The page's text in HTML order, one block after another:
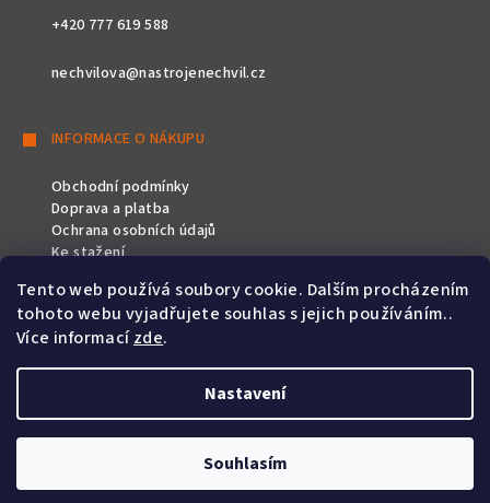
Tento web používá soubory cookie. Dalším procházením
tohoto webu vyjadřujete souhlas s jejich používáním..
Více informacízde.
Nastavení
Souhlasím
+420 777 619 588
nechvilova@nastrojenechvil.cz
INFORMACE O NÁKUPU
Obchodní podmínky
Doprava a platba
Ochrana osobních údajů
Ke stažení
SLEDUJTE NÁS
Vytvořil Shoptet&PekneWeby